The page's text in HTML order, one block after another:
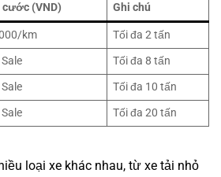
cước (VND) Ghi chú
km
Tối đa 2 tấn
Tối đa 8 tấn
Tối đa 10 tấn
Tối đa 20 tấn
loại xe khác nhau, từ xe tải nhỏ